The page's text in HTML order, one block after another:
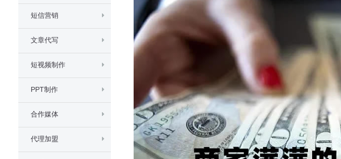
短信营销
文章代写
短视频制作
PPT制作
合作媒体
代理加盟